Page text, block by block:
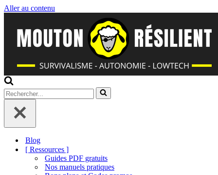
Aller au contenu
Rechercher...
Blog
[ Ressources ]
Guides PDF gratuits
Nos manuels pratiques